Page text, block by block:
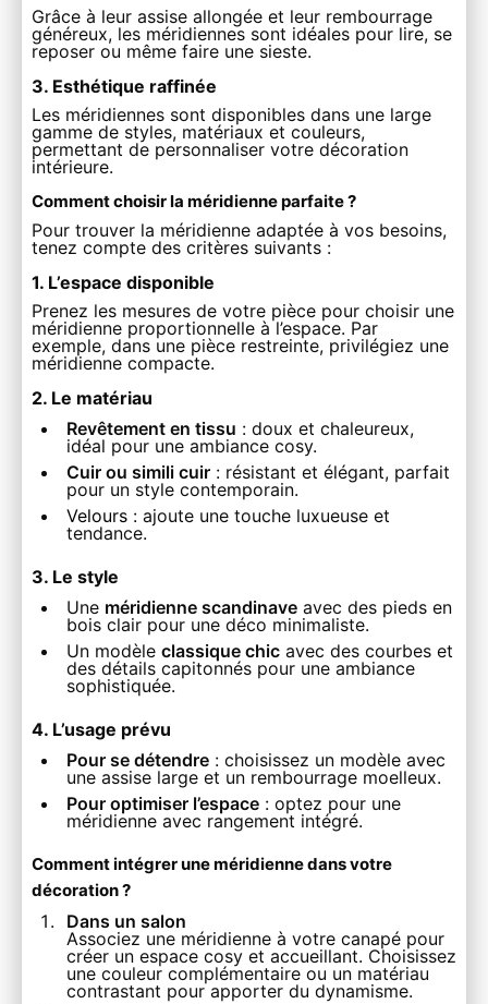
Grâce à leur assise allongée et leur rembourrage
généreux, les méridiennes sont idéales pour lire, se
reposer ou même faire une sieste.
3. Esthétique raffinée
Les méridiennes sont disponibles dans une large
gamme de styles, matériaux et couleurs,
permettant de personnaliser votre décoration
intérieure.
Comment choisir la méridienne parfaite ?
Pour trouver la méridienne adaptée à vos besoins,
tenez compte des critères suivants :
1. L’espace disponible
Prenez les mesures de votre pièce pour choisir une
méridienne proportionnelle à l’espace. Par
exemple, dans une pièce restreinte, privilégiez une
méridienne compacte.
2. Le matériau
Revêtement en tissu : doux et chaleureux,
idéal pour une ambiance cosy.
Cuir ou simili cuir : résistant et élégant, parfait
pour un style contemporain.
Velours : ajoute une touche luxueuse et
tendance.
3. Le style
Une méridienne scandinave avec des pieds en
bois clair pour une déco minimaliste.
Un modèle classique chic avec des courbes et
des détails capitonnés pour une ambiance
sophistiquée.
4. L’usage prévu
Pour se détendre : choisissez un modèle avec
une assise large et un rembourrage moelleux.
Pour optimiser l’espace : optez pour une
méridienne avec rangement intégré.
Comment intégrer une méridienne dans votre
décoration ?
Dans un salon
Associez une méridienne à votre canapé pour
créer un espace cosy et accueillant. Choisissez
une couleur complémentaire ou un matériau
contrastant pour apporter du dynamisme.